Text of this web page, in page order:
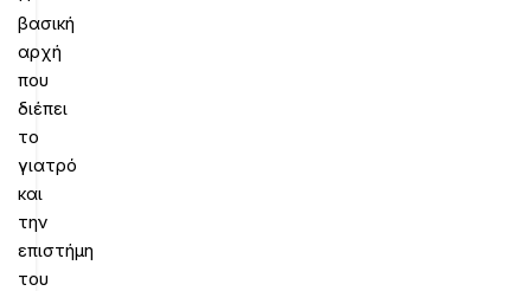
βασική
αρχή
που
διέπει
το
γιατρό
και
την
επιστήμη
του